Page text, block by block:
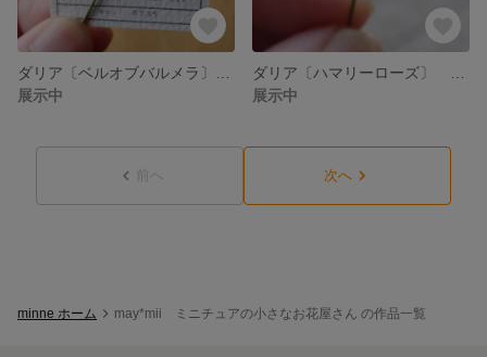
展示中
展示中
前へ 次へ
minne ホーム may*mii ミニチュアの小さなお花屋さん の作品一覧